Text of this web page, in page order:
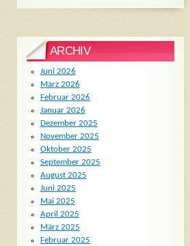
ARCHIV
Juni 2026
März 2026
Februar 2026
Januar 2026
Dezember 2025
November 2025
Oktober 2025
September 2025
August 2025
Juni 2025
Mai 2025
April 2025
März 2025
Februar 2025